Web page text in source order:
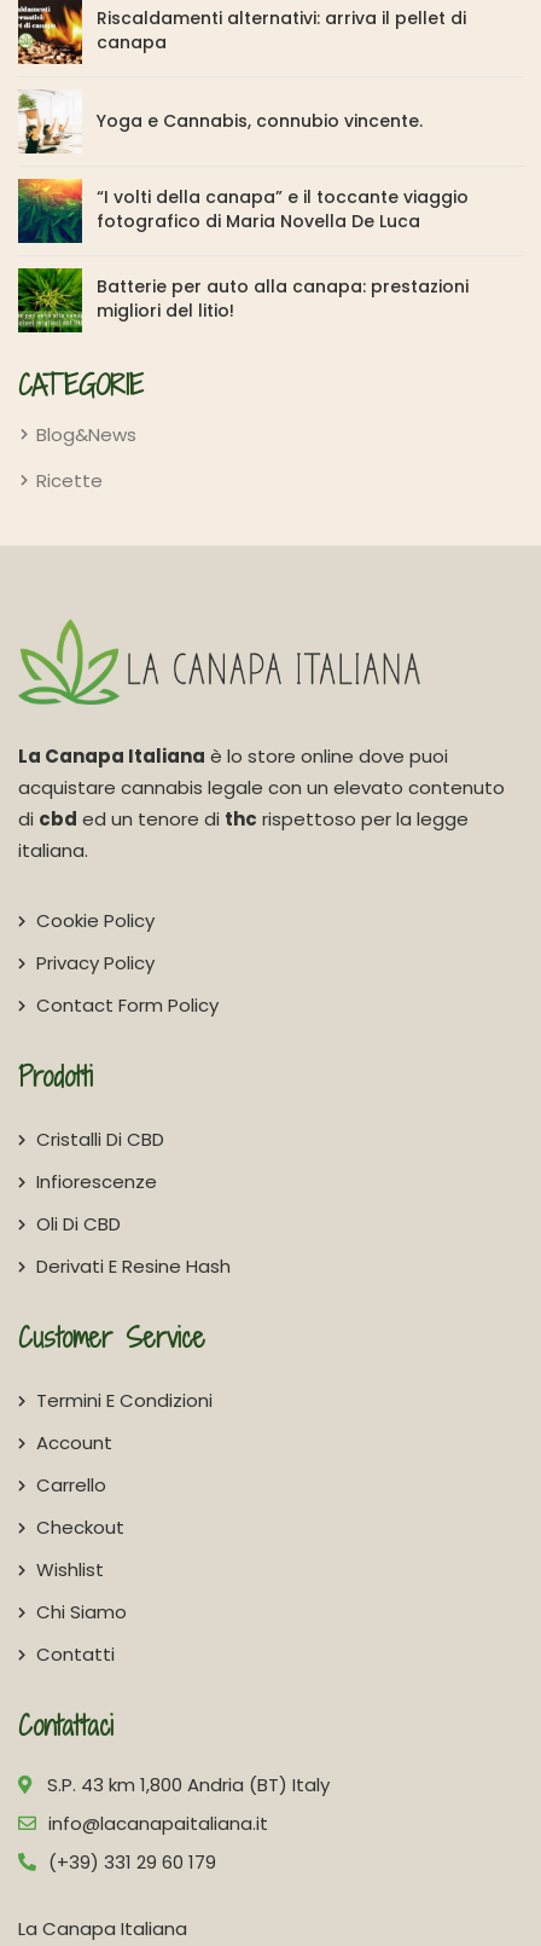
Riscaldamenti alternativi: arriva il pellet di
canapa
Yoga e Cannabis, connubio vincente.
“I volti della canapa” e il toccante viaggio
fotografico di Maria Novella De Luca
Batterie per auto alla canapa: prestazioni
migliori del litio!
CATEGORIE
Blog&News
Ricette
La Canapa Italiana è lo store online dove puoi
acquistare cannabis legale con un elevato contenuto
di cbd ed un tenore di thc rispettoso per la legge
italiana.
Cookie Policy
Privacy Policy
Contact Form Policy
Prodotti
Cristalli Di CBD
Infiorescenze
Oli Di CBD
Derivati E Resine Hash
Customer Service
Termini E Condizioni
Account
Carrello
Checkout
Wishlist
Chi Siamo
Contatti
Contattaci
S.P. 43 km 1,800 Andria (BT) Italy
info@lacanapaitaliana.it
(+39) 331 29 60 179
La Canapa Italiana